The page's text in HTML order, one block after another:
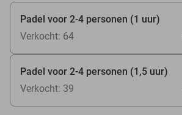
Padel voor 2-4 personen (1 uur)
Verkocht: 64
Padel voor 2-4 personen (1,5 uur)
Verkocht: 39